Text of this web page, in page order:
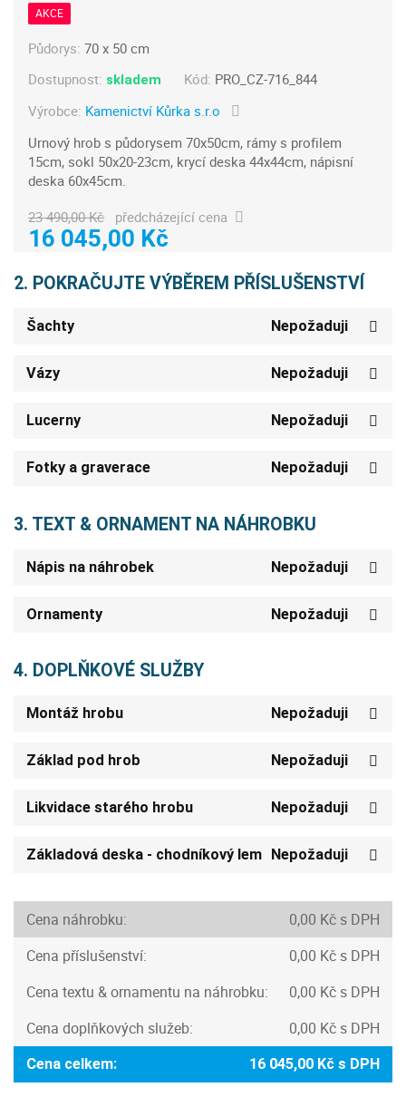
AKCE
Půdorys:70 x 50 cm
Dostupnost: skladem Kód: PRO_CZ-716_844
Výrobce: Kamenictví Kůrka s.r.o
Urnový hrob s půdorysem 70x50cm, rámy s profilem
15cm, sokl 50x20-23cm, krycí deska 44x44cm, nápisní
deska 60x45cm.
23 490,00 Kč předcházející cena
16 045,00 Kč
2. POKRAČUJTE VÝBĚREM PŘÍSLUŠENSTVÍ
Šachty Nepožaduji
Vázy Nepožaduji
Lucerny Nepožaduji
Fotky a graverace Nepožaduji
3. TEXT & ORNAMENT NA NÁHROBKU
Nápis na náhrobek Nepožaduji
Ornamenty Nepožaduji
4. DOPLŇKOVÉ SLUŽBY
Montáž hrobu Nepožaduji
Základ pod hrob Nepožaduji
Likvidace starého hrobu Nepožaduji
Základová deska - chodníkový lem Nepožaduji
Cena náhrobku:
0,00 Kč s DPH
Cena příslušenství:
0,00 Kč s DPH
Cena textu & ornamentu na náhrobku:
0,00 Kč s DPH
Cena doplňkových služeb:
0,00 Kč s DPH
Cena celkem: 16 045,00 Kč s DPH